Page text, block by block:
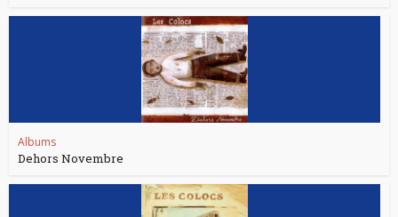
Albums
Dehors Novembre